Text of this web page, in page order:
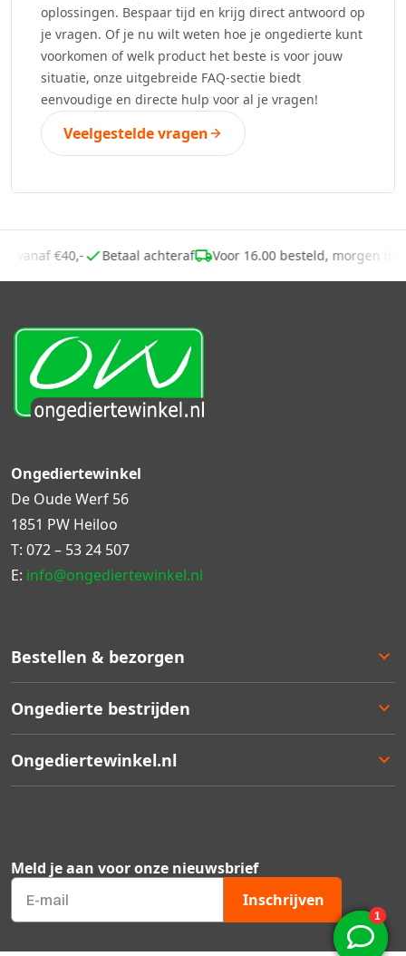
oplossingen. Bespaar tijd en krijg direct antwoord op
je vragen. Of je nu wilt weten hoe je ongedierte kunt
voorkomen of welk product het beste is voor jouw
situatie, onze uitgebreide FAQ-sectie biedt
eenvoudige en directe hulp voor al je vragen!
Veelgestelde vragen
vanaf €40,- Betaal achteraf Voor 16.00 besteld, morgen
Meld je aan voor onze nieuwsbrief
Inschrijven
Bestellen & bezorgen
Bestellen
Bezorgen
Ongedierte bestrijden
Ongedierte keuzelulp
Ongedierte Blog
Ongediertewinkel.nl
Veelgestelde vragen
Mijn account
Ongediertewinkel
De Oude Werf 56
1851 PW Heiloo
T: 072 – 53 24 507
E: info@ongediertewinkel.nl